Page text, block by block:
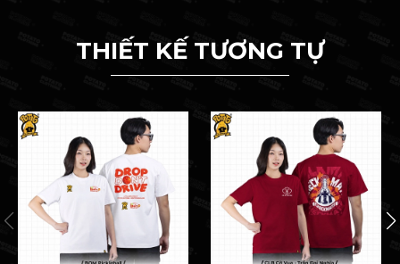
THIẾT KẾ TƯƠNG TỰ